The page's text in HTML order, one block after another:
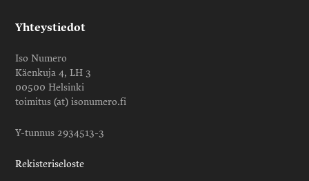
Yhteystiedot
Iso Numero
Käenkuja 4, LH 3
00500 Helsinki
toimitus (at) isonumero.fi
Y-tunnus 2934513-3
Rekisteriseloste